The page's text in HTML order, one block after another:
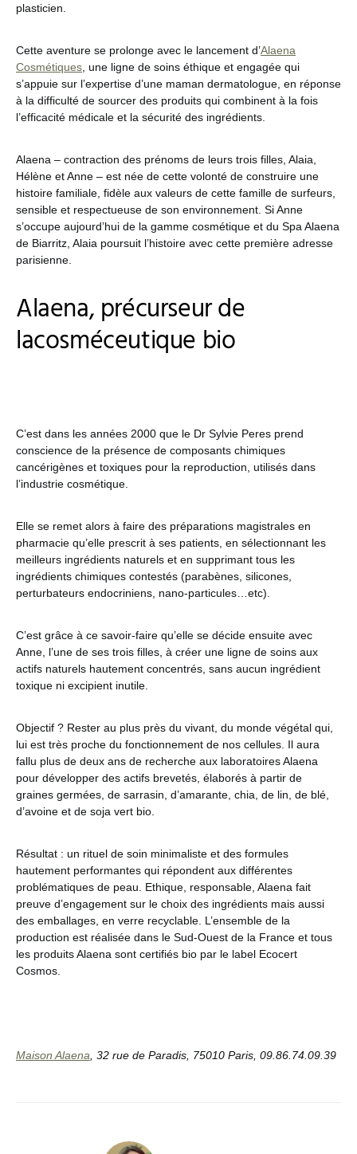
plasticien.
Cette aventure se prolonge avec le lancement d’Alaena
Cosmétiques , une ligne de soins éthique et engagée qui
s’appuie sur l’expertise d’une maman dermatologue, en réponse
à la difficulté de sourcer des produits qui combinent à la fois
l’efficacité médicale et la sécurité des ingrédients.
Alaena – contraction des prénoms de leurs trois filles, Alaia,
Hélène et Anne – est née de cette volonté de construire une
histoire familiale, fidèle aux valeurs de cette famille de surfeurs,
sensible et respectueuse de son environnement. Si Anne
s’occupe aujourd’hui de la gamme cosmétique et du Spa Alaena
de Biarritz, Alaia poursuit l’histoire avec cette première adresse
parisienne.
Alaena, précurseur de
lacosméceutique bio
C’est dans les années 2000 que le Dr Sylvie Peres prend
conscience de la présence de composants chimiques
cancérigènes et toxiques pour la reproduction, utilisés dans
l’industrie cosmétique.
Elle se remet alors à faire des préparations magistrales en
pharmacie qu’elle prescrit à ses patients, en sélectionnant les
meilleurs ingrédients naturels et en supprimant tous les
ingrédients chimiques contestés (parabènes, silicones,
perturbateurs endocriniens, nano-particules…etc).
C’est grâce à ce savoir-faire qu’elle se décide ensuite avec
Anne, l’une de ses trois filles, à créer une ligne de soins aux
actifs naturels hautement concentrés, sans aucun ingrédient
toxique ni excipient inutile.
Objectif ? Rester au plus près du vivant, du monde végétal qui,
lui est très proche du fonctionnement de nos cellules. Il aura
fallu plus de deux ans de recherche aux laboratoires Alaena
pour développer des actifs brevetés, élaborés à partir de
graines germées, de sarrasin, d’amarante, chia, de lin, de blé,
d’avoine et de soja vert bio.
Résultat : un rituel de soin minimaliste et des formules
hautement performantes qui répondent aux différentes
problématiques de peau. Ethique, responsable, Alaena fait
preuve d’engagement sur le choix des ingrédients mais aussi
des emballages, en verre recyclable. L’ensemble de la
production est réalisée dans le Sud-Ouest de la France et tous
les produits Alaena sont certifiés bio par le label Ecocert
Cosmos.
Maison Alaena , 32 rue de Paradis, 75010 Paris, 09.86.74.09.39